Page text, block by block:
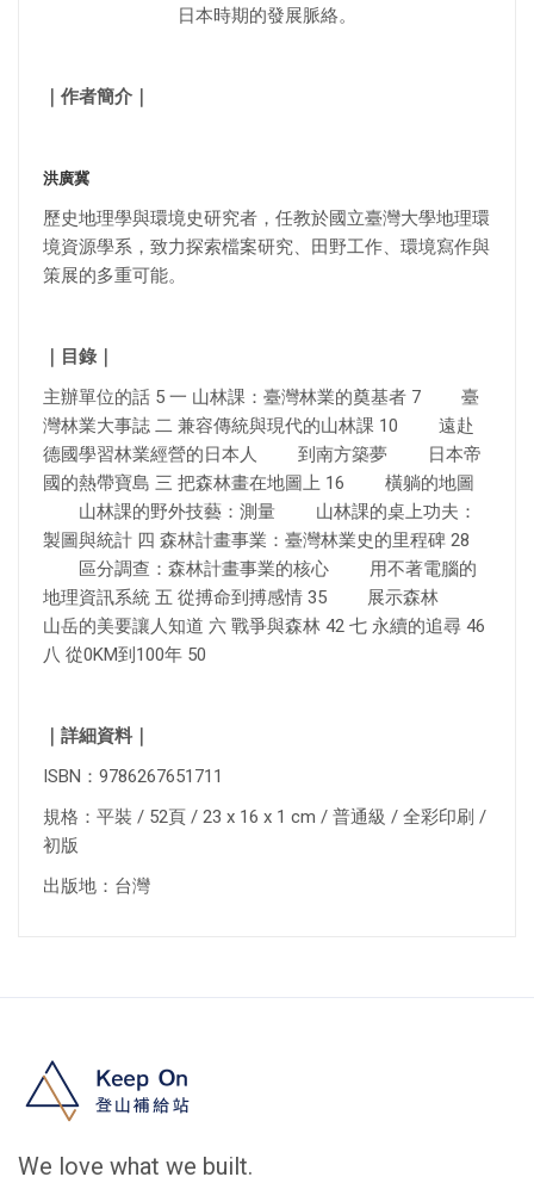
日本時期的發展脈絡。
｜作者簡介｜
洪廣冀
歷史地理學與環境史研究者，任教於國立臺灣大學地理環
境資源學系，致力探索檔案研究、田野工作、環境寫作與
策展的多重可能。
｜目錄｜
主辦單位的話 5 一 山林課：臺灣林業的奠基者 7 臺
灣林業大事誌 二 兼容傳統與現代的山林課 10 遠赴
德國學習林業經營的日本人 到南方築夢 日本帝
國的熱帶寶島 三 把森林畫在地圖上 16 橫躺的地圖
山林課的野外技藝：測量 山林課的桌上功夫：
製圖與統計 四 森林計畫事業：臺灣林業史的里程碑 28
區分調查：森林計畫事業的核心 用不著電腦的
地理資訊系統 五 從搏命到搏感情 35 展示森林
山岳的美要讓人知道 六 戰爭與森林 42 七 永續的追尋 46
八 從0KM到100年 50
｜詳細資料｜
ISBN：9786267651711
規格：平裝 / 52頁 / 23 x 16 x 1 cm / 普通級 / 全彩印刷 /
初版
出版地：台灣
We love what we built.